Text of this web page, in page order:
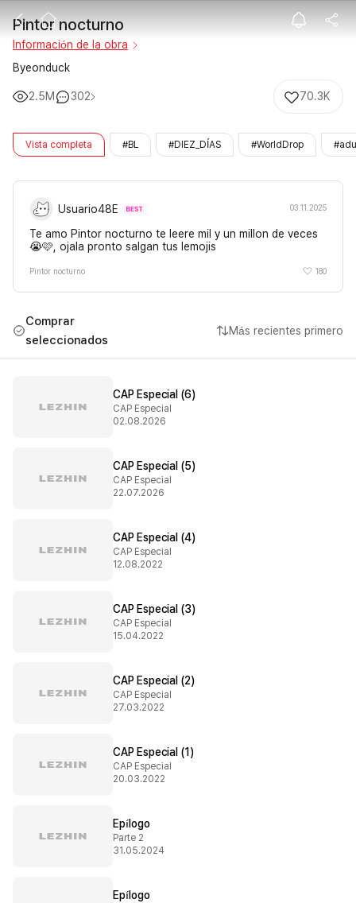
Pintor
Pintor nocturno
Información de la obra
Byeonduck
2.5M 302 70.3K
Vista completa #BL #DIEZ_DÍAS #WorldDrop
Usuario48E 03.11.2025
Te amo Pintor nocturno te leere mil y un millon de veces
😭🩷, ojala pronto salgan tus lemojis
Pintor nocturno 180
Comprar
seleccionados
Más recientes primero
CAP Especial (6)
CAP Especial
02.08.2026
CAP Especial (5)
CAP Especial
22.07.2026
CAP Especial (4)
CAP Especial
12.08.2022
CAP Especial (3)
CAP Especial
15.04.2022
CAP Especial (2)
CAP Especial
27.03.2022
CAP Especial (1)
CAP Especial
20.03.2022
Epílogo
Parte 2
31.05.2024
Epílogo